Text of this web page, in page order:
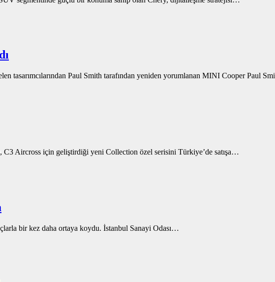
tasarımcılarından Paul Smith tarafından yeniden yorumlanan MINI Cooper Paul
C3 Aircross için geliştirdiği yeni Collection özel serisini Türkiye’de satışa…
bir kez daha ortaya koydu. İstanbul Sanayi Odası…